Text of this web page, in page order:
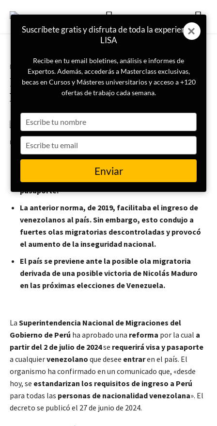
Portada
Perú comienza a pedir visado y
pasaporte a venezolanos
LISA News 3 de julio de 2024
Las autoridades de Perú endurecen las medidas para
la entrada de venezolanos, y les exige visado y
pasaporte.
La anterior norma, de 2019, facilitaba el ingreso de
venezolanos al país. Sin embargo, esto condujo a
fuertes olas migratorias descontroladas y provocó
el aumento de la inseguridad nacional.
El país se previene ante la posible ola migratoria
derivada de una posible victoria de Nicolás Maduro
en las próximas elecciones de Venezuela.
La Superintendencia Nacional de Migraciones del
Gobierno de Perú ha aprobado una reforma por la cual a
partir del 2 de julio de 2024se requerirá visa y pasaporte
a cualquiervenezolano que desee entraren el país. El
organismo ha confirmado en un comunicado que, «desde
hoy, se estandarizan los requisitos de ingreso a Perú
para todas las personas de nacionalidad venezolana». El
decreto se publicó el 27 de junio de 2024.
Suscríbete gratis y disfruta de toda la experiencia
LISA
Recibe en tu email boletines, análisis e informes de
Expertos. Además, accederás a Masterclass exclusivas,
becas en Cursos y Másteres universitarios y acceso a +120
ofertas de trabajo cada semana.
your
name
your
email
Enviar